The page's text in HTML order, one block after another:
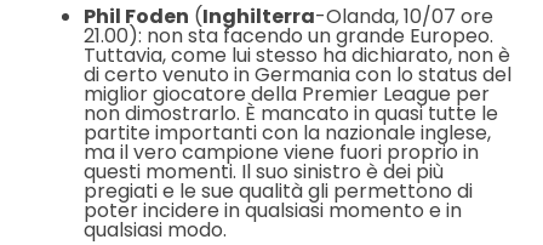
Phil Foden (Inghilterra-Olanda, 10/07 ore
21.00): non sta facendo un grande Europeo.
Tuttavia, come lui stesso ha dichiarato, non è
di certo venuto in Germania con lo status del
miglior giocatore della Premier League per
non dimostrarlo. È mancato in quasi tutte le
partite importanti con la nazionale inglese,
ma il vero campione viene fuori proprio in
questi momenti. Il suo sinistro è dei più
pregiati e le sue qualità gli permettono di
poter incidere in qualsiasi momento e in
qualsiasi modo.